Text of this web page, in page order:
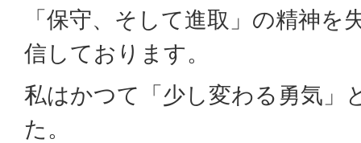
「保守、そして進取」の精神
信しております。
私はかつて「少し変わる勇気」
た。